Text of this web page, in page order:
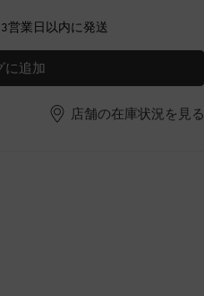
営業日以内に発送
に追加
店舗の在庫状況を見る